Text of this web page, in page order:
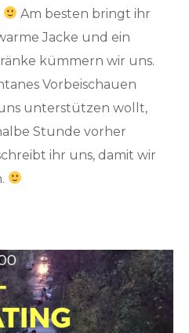
Am besten bringt ihr
Jacke und ein
kümmern wir uns.
Vorbeischauen
unterstützen wollt,
Stunde vorher
ihr uns, damit wir